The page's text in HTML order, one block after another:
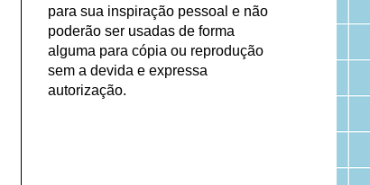
para sua inspiração pessoal e não
poderão ser usadas de forma
alguma para cópia ou reprodução
sem a devida e expressa
autorização.